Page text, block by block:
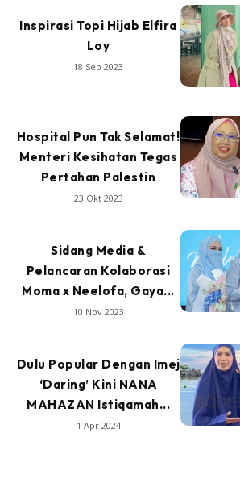
Inspirasi Topi Hijab Elfira
Loy
18 Sep 2023
Hospital Pun Tak Selamat!
Menteri Kesihatan Tegas
Pertahan Palestin
23 Okt 2023
Sidang Media &
Pelancaran Kolaborasi
Moma x Neelofa, Gaya...
10 Nov 2023
Dulu Popular Dengan Imej
‘Daring’ Kini NANA
MAHAZAN Istiqamah...
1 Apr 2024